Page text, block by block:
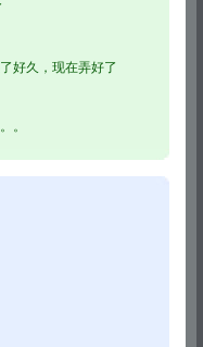
好久，现在弄好了
。